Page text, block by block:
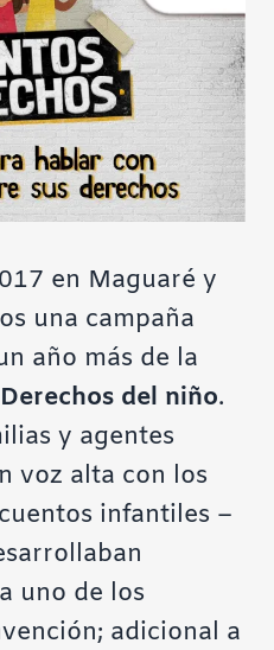
en Maguaré y
una campaña
año más de la
del niño.
y agentes
voz alta con los
infantiles –
uno de los
adicional a
enlaces
legible